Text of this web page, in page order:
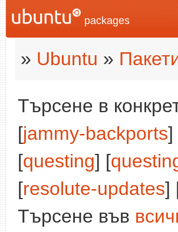
packages
» Ubuntu »
Търсене в
[jammy-backports]
[questing] [
[resolute-updates]
Търсене във